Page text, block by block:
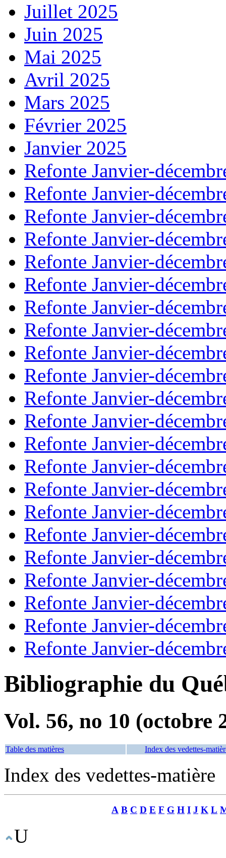
Juillet 2025
Juin 2025
Mai 2025
Avril 2025
Mars 2025
Février 2025
Janvier 2025
Refonte Janvier-
Refonte Janvier-
Refonte Janvier-
Refonte Janvier-
Refonte Janvier-
Refonte Janvier-
Refonte Janvier-
Refonte Janvier-
Refonte Janvier-
Refonte Janvier-
Refonte Janvier-
Refonte Janvier-
Refonte Janvier-
Refonte Janvier-
Refonte Janvier-
Refonte Janvier-
Refonte Janvier-
Refonte Janvier-
Refonte Janvier-
Refonte Janvier-
Refonte Janvier-
Refonte Janvier-
Bibliographie du
Vol. 56, no 10 (octobre
Table des matières Index des vedettes-
Index des vedettes-matière
A B C D E F G H I J K L
U